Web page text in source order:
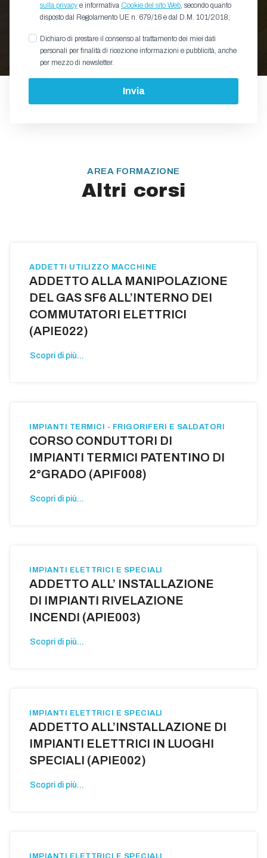
sulla privacy e informativa Cookie del sito Web , secondo quanto
disposto dal Regolamento UE n. 679/16 e dal D.M. 101/2018;
Dichiaro di prestare il consenso al trattamento dei miei dati
personali per finalità di ricezione informazioni e pubblicità, anche
per mezzo di newsletter.
Invia
AREA FORMAZIONE
Altri corsi
ADDETTI UTILIZZO MACCHINE
ADDETTO ALLA MANIPOLAZIONE
DEL GAS SF6 ALL’INTERNO DEI
COMMUTATORI ELETTRICI
(APIE022)
Scopri di più...
IMPIANTI TERMICI - FRIGORIFERI E SALDATORI
CORSO CONDUTTORI DI
IMPIANTI TERMICI PATENTINO DI
2°GRADO (APIF008)
Scopri di più...
IMPIANTI ELETTRICI E SPECIALI
ADDETTO ALL’ INSTALLAZIONE
DI IMPIANTI RIVELAZIONE
INCENDI (APIE003)
Scopri di più...
IMPIANTI ELETTRICI E SPECIALI
ADDETTO ALL’INSTALLAZIONE DI
IMPIANTI ELETTRICI IN LUOGHI
SPECIALI (APIE002)
Scopri di più...
IMPIANTI ELETTRICI E SPECIALI